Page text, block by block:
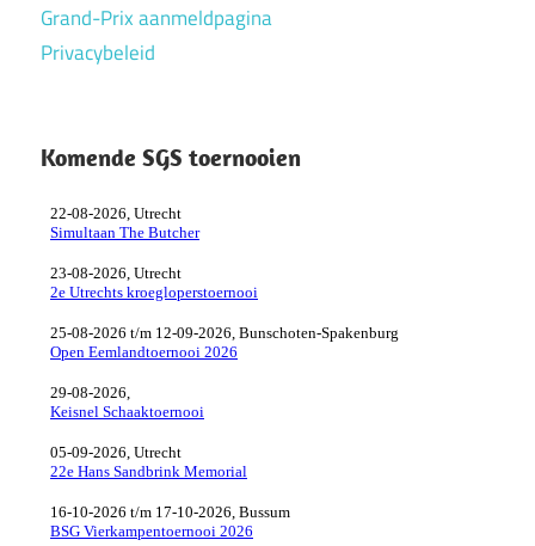
Grand-Prix aanmeldpagina
Privacybeleid
Komende SGS toernooien